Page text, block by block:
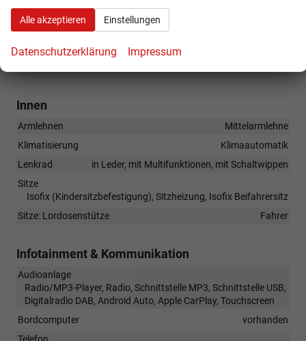
(HN) Loft
(1G1) Reserverad, platzsparend
(8WB) Nebelscheinwerfer
Innen
Armlehnen
Mittelarmlehne
Klimatisierung
Klimaautomatik
Lenkrad
in Leder, mit Multifunktionen, mit Schaltwippen
Sitze
Isofix (Kindersitzbefestigung), Sitzheizung, Isofix Beifahrersitz
Sitze: Lordosenstütze
Fahrer
Infotainment & Kommunikation
Audioanlage
Radio/MP3-Player, Radio, Schnittstelle MP3, Schnittstelle USB,
Digitalradio DAB, Android Auto, Apple CarPlay, Touchscreen
Bordcomputer
vorhanden
Alle akzeptieren Einstellungen
Datenschutzerklärung Impressum